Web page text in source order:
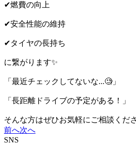
✔燃費の向上
✔安全性能の維持
✔タイヤの長持ち
に繋がります✨
「最近チェックしてないな...🧐」
「長距離ドライブの予定がある！」
そんな方はぜひお気軽にご相談くだ
前へ次へ
SNS